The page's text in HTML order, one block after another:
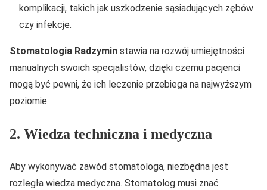
komplikacji, takich jak uszkodzenie sąsiadujących zębów
czy infekcje.
Stomatologia Radzymin stawia na rozwój umiejętności
manualnych swoich specjalistów, dzięki czemu pacjenci
mogą być pewni, że ich leczenie przebiega na najwyższym
poziomie.
2. Wiedza techniczna i medyczna
Aby wykonywać zawód stomatologa, niezbędna jest
rozległa wiedza medyczna. Stomatolog musi znać